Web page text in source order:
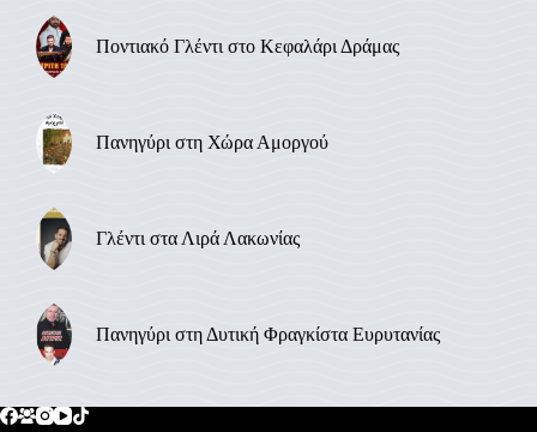
Ποντιακό Γλέντι στο Κεφαλάρι Δράμας
Πανηγύρι στη Χώρα Αμοργού
Γλέντι στα Λιρά Λακωνίας
Πανηγύρι στη Δυτική Φραγκίστα Ευρυτανίας